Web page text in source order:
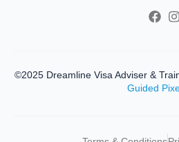
©2025 Dreamline Visa Adviser &
Guided